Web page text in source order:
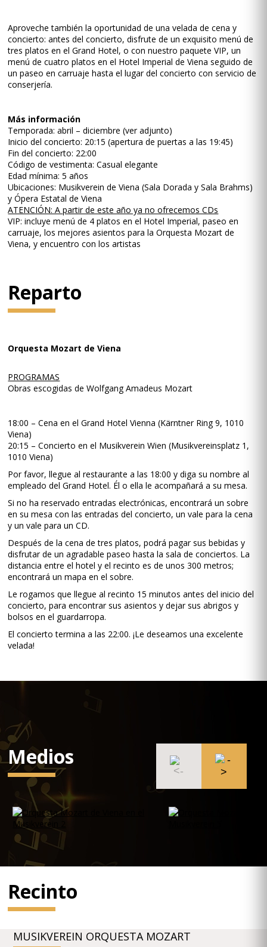
Aproveche también la oportunidad de una velada de cena y
concierto: antes del concierto, disfrute de un exquisito menú de
tres platos en el Grand Hotel, o con nuestro paquete VIP, un
menú de cuatro platos en el Hotel Imperial de Viena seguido de
un paseo en carruaje hasta el lugar del concierto con servicio de
conserjería.
Más información
Temporada: abril – diciembre (ver adjunto)
Inicio del concierto: 20:15 (apertura de puertas a las 19:45)
Fin del concierto: 22:00
Código de vestimenta: Casual elegante
Edad mínima: 5 años
Ubicaciones: Musikverein de Viena (Sala Dorada y Sala Brahms)
y Ópera Estatal de Viena
ATENCIÓN: A partir de este año ya no ofrecemos CDs
VIP: incluye menú de 4 platos en el Hotel Imperial, paseo en
carruaje, los mejores asientos para la Orquesta Mozart de
Viena, y encuentro con los artistas
Reparto
Orquesta Mozart de Viena
PROGRAMAS
Obras escogidas de Wolfgang Amadeus Mozart
18:00 – Cena en el Grand Hotel Vienna (Kärntner Ring 9, 1010
Viena)
20:15 – Concierto en el Musikverein Wien (Musikvereinsplatz 1,
1010 Viena)
Por favor, llegue al restaurante a las 18:00 y diga su nombre al
empleado del Grand Hotel. Él o ella le acompañará a su mesa.
Si no ha reservado entradas electrónicas, encontrará un sobre
en su mesa con las entradas del concierto, un vale para la cena
y un vale para un CD.
Después de la cena de tres platos, podrá pagar sus bebidas y
disfrutar de un agradable paseo hasta la sala de conciertos. La
distancia entre el hotel y el recinto es de unos 300 metros;
encontrará un mapa en el sobre.
Le rogamos que llegue al recinto 15 minutos antes del inicio del
concierto, para encontrar sus asientos y dejar sus abrigos y
bolsos en el guardarropa.
El concierto termina a las 22:00. ¡Le deseamos una excelente
velada!
Medios
Recinto
MUSIKVEREIN ORQUESTA MOZART